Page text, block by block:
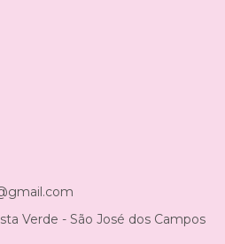
Verde - São José dos Campos